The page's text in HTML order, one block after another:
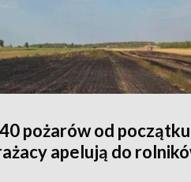
pożarów od początku
apelują do